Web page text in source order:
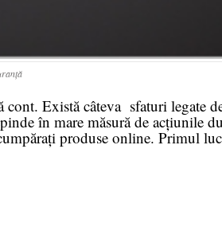
cont. Există câteva sfaturi legate
în mare măsură de acțiunile
produse online. Primul